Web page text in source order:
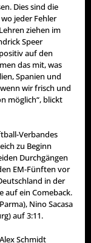
Dies sind die
jeder Fehler
ziehen im
Speer
auf den
das mit, was
Spanien und
wir frisch und
möglich“, blickt
Verbandes
zu Beginn
Durchgängen
EM-Fünften vor
in der
auf ein Comeback.
Nino Sacasa
auf 3:11.
Schmidt